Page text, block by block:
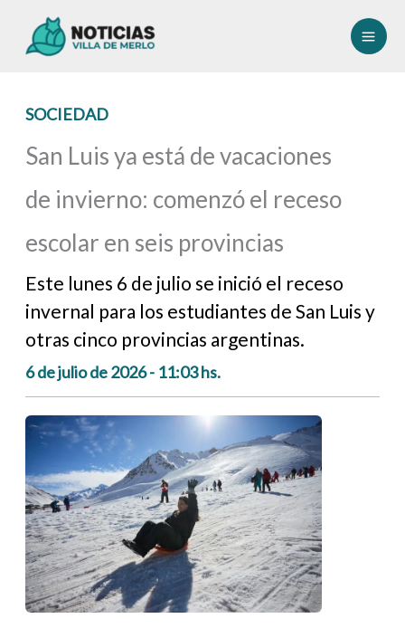
SOCIEDAD
San Luis ya está de vacaciones
de invierno: comenzó el receso
escolar en seis provincias
Este lunes 6 de julio se inició el receso
invernal para los estudiantes de San Luis y
otras cinco provincias argentinas.
6 de julio de 2026 - 11:03 hs.